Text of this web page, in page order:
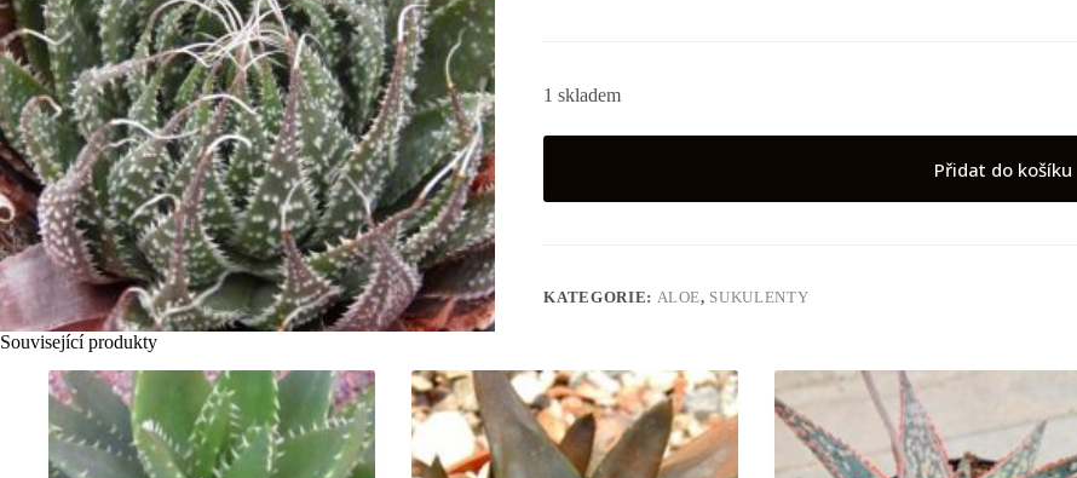
1 skladem
Přidat do košíku
KATEGORIE: ALOE, SUKULENTY
Související produkty